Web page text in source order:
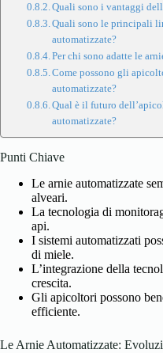
Quali sono i vantaggi
Quali sono le principali
automatizzate?
Per chi sono adatte le
Come possono gli
automatizzate?
Qual è il futuro
automatizzate?
Punti Chiave
Le arnie automatizzate
alveari.
La tecnologia di
api.
I sistemi automatizzati
di miele.
L’integrazione della
crescita.
Gli apicoltori possono
efficiente.
Le Arnie Automatizzate: